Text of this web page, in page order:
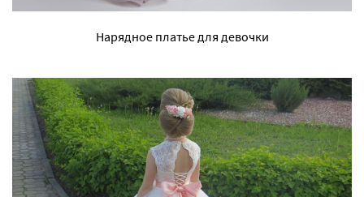
Нарядное платье для девочки